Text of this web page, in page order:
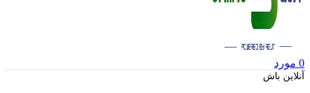
0 مورد
آنلاین باش